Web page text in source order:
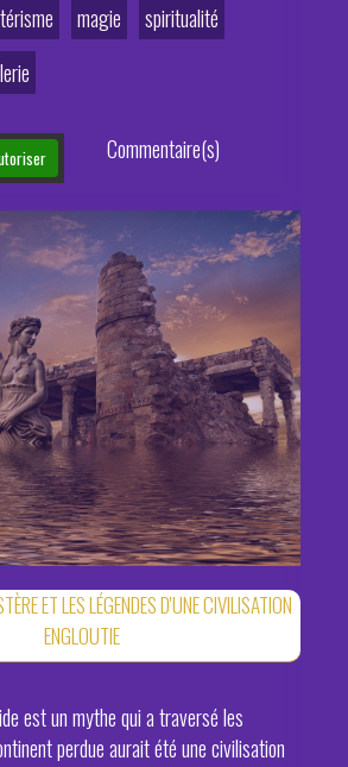
magie
spiritualité
Commentaire(s)
ET LES LÉGENDES D'UNE CIVILISATION
ENGLOUTIE
est un mythe qui a traversé les
perdue aurait été une civilisation